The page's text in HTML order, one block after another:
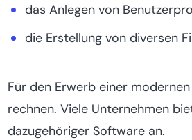
das Anlegen von
die Erstellung von diversen
Für den Erwerb einer
rechnen. Viele Unternehmen
dazugehöriger Software an.